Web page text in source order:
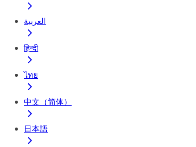
العربية
हिन्दी
ไทย
中文（简体）
日本語